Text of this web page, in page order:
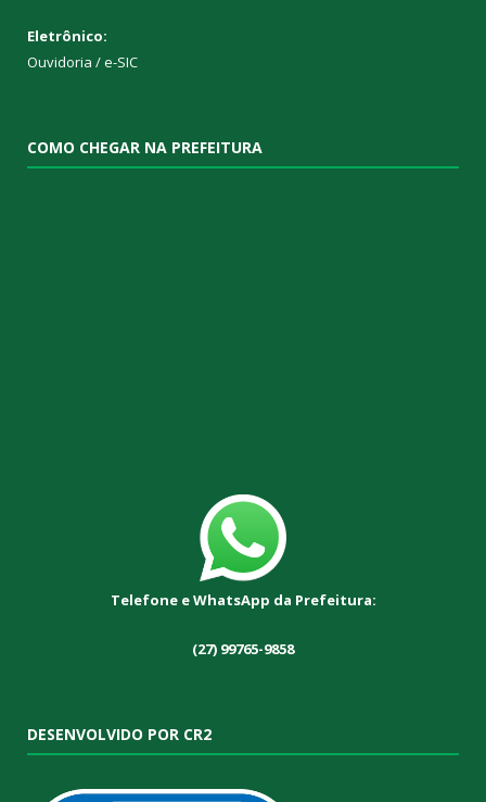
Eletrônico:
Ouvidoria /e-SIC
COMO CHEGAR NA PREFEITURA
Telefone e WhatsApp da Prefeitura:
(27) 99765-9858
DESENVOLVIDO POR CR2